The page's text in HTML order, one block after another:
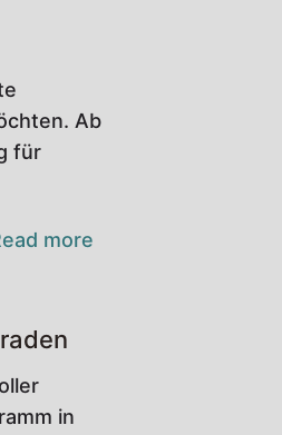
Ab
für
more
in